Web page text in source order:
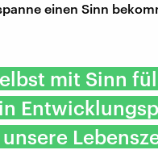
einen Sinn
mit Sinn